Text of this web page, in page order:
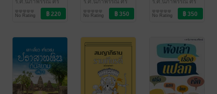
รามเกียรติ์
ร.ศ.นิภาพรรณ ศรี
/ พรรณนิภ
วรรณกรรมทั่วไป
No Rating
วณิพก
ร.ศ.นิภาพรรณ ศรี
/ พรรณนิภ
วรรณกรรมคลาสสิก/
วรรณคดีไทย
No Rating
ถิ่นสยามเล่ม 2
ร.ศ.นิภาพรรณ ศรี
/ พรรณนิภ
No Rating